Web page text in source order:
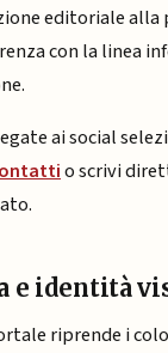
editoriale alla
con la linea
ai social
o scrivi
e identità
riprende i